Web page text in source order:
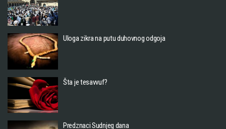
Uloga zikra na putu duhovnog odgoja
Šta je tesavvuf?
Predznaci Sudnjeg dana